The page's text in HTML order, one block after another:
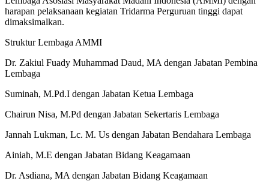
harapan pelaksanaan kegiatan Tridarma Perguruan tinggi dapat
dimaksimalkan.
Struktur Lembaga AMMI
Dr. Zakiul Fuady Muhammad Daud, MA dengan Jabatan Pembina
Lembaga
Suminah, M.Pd.I dengan Jabatan Ketua Lembaga
Chairun Nisa, M.Pd dengan Jabatan Sekertaris Lembaga
Jannah Lukman, Lc. M. Us dengan Jabatan Bendahara Lembaga
Ainiah, M.E dengan Jabatan Bidang Keagamaan
Dr. Asdiana, MA dengan Jabatan Bidang Keagamaan